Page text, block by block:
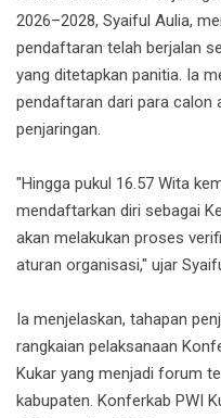
2026–2028, Syaiful Aulia,
pendaftaran telah berjalan
yang ditetapkan panitia. Ia
pendaftaran dari para calon
penjaringan.
"Hingga pukul 16.57 Wita
mendaftarkan diri sebagai
akan melakukan proses
aturan organisasi," ujar
Ia menjelaskan, tahapan
rangkaian pelaksanaan
Kukar yang menjadi forum
kabupaten. Konferkab PWI